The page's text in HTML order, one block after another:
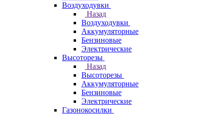
Воздуходувки
Назад
Воздуходувки
Аккумуляторные
Бензиновые
Электрические
Высоторезы
Назад
Высоторезы
Аккумуляторные
Бензиновые
Электрические
Газонокосилки